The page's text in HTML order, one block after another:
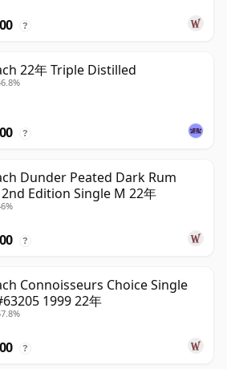
?
22年 Triple Distilled
?
Dunder Peated Dark Rum
Edition Single M 22年
?
Connoisseurs Choice Single
1999 22年
?